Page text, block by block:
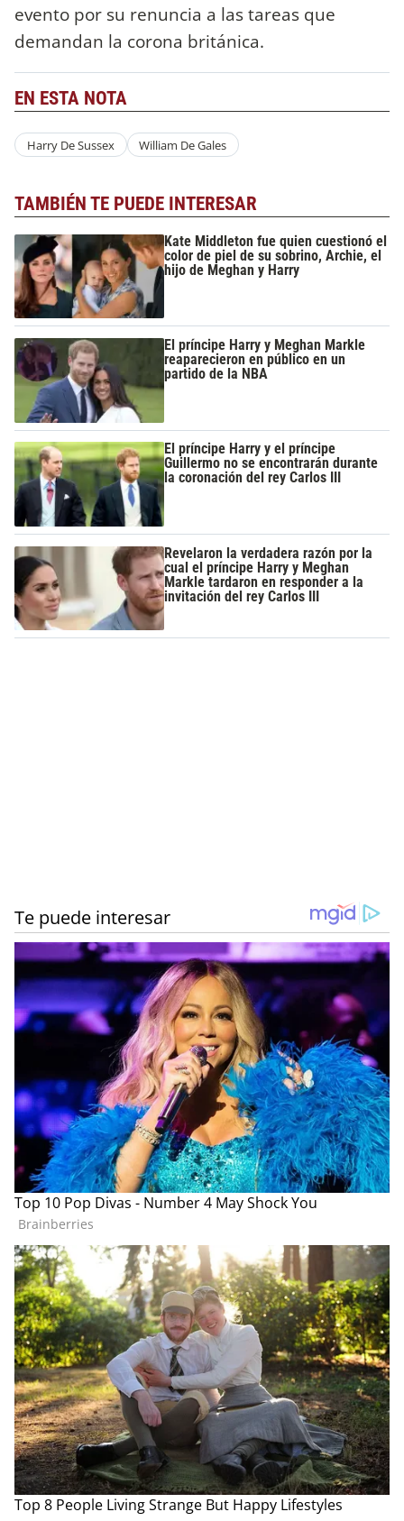
evento por su renuncia a las tareas que
demandan la corona británica.
EN ESTA NOTA
Harry De Sussex William De Gales
TAMBIÉN TE PUEDE INTERESAR
Kate Middleton fue quien cuestionó el
color de piel de su sobrino, Archie, el
hijo de Meghan y Harry
El príncipe Harry y Meghan Markle
reaparecieron en público en un
partido de la NBA
El príncipe Harry y el príncipe
Guillermo no se encontrarán durante
la coronación del rey Carlos III
Revelaron la verdadera razón por la
cual el príncipe Harry y Meghan
Markle tardaron en responder a la
invitación del rey Carlos III